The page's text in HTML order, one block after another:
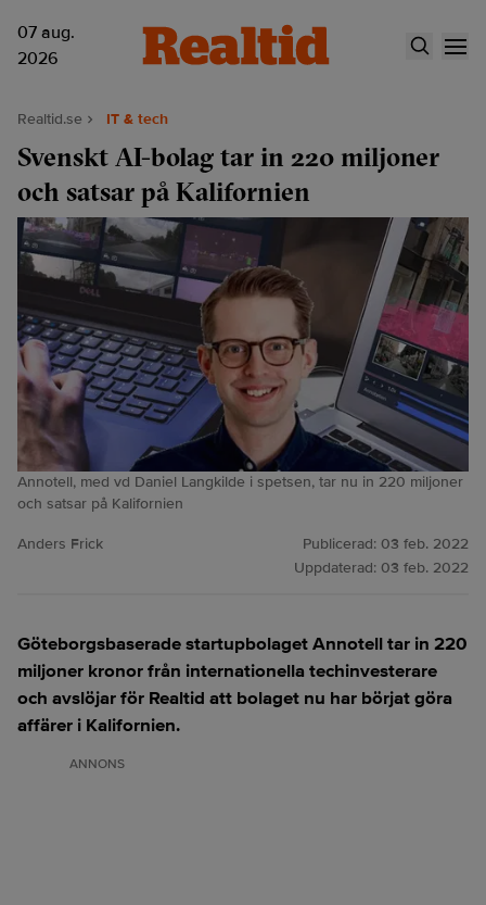
07 aug.
2026
Realtid.se IT & tech
Svenskt AI-bolag tar in 220 miljoner
och satsar på Kalifornien
Annotell, med vd Daniel Langkilde i spetsen, tar nu in 220 miljoner
och satsar på Kalifornien
Anders Frick Publicerad: 03 feb. 2022
Uppdaterad: 03 feb. 2022
Göteborgsbaserade startupbolaget Annotell tar in 220
miljoner kronor från internationella techinvesterare
och avslöjar för Realtid att bolaget nu har börjat göra
affärer i Kalifornien.
ANNONS